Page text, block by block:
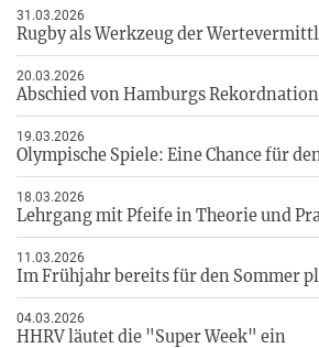
31.03.2026
Rugby als Werkzeug der
20.03.2026
Abschied von Hamburgs
19.03.2026
Olympische Spiele: Eine Chance für
18.03.2026
Lehrgang mit Pfeife in Theorie und
11.03.2026
Im Frühjahr bereits für den Sommer
04.03.2026
HHRV läutet die "Super Week" ein